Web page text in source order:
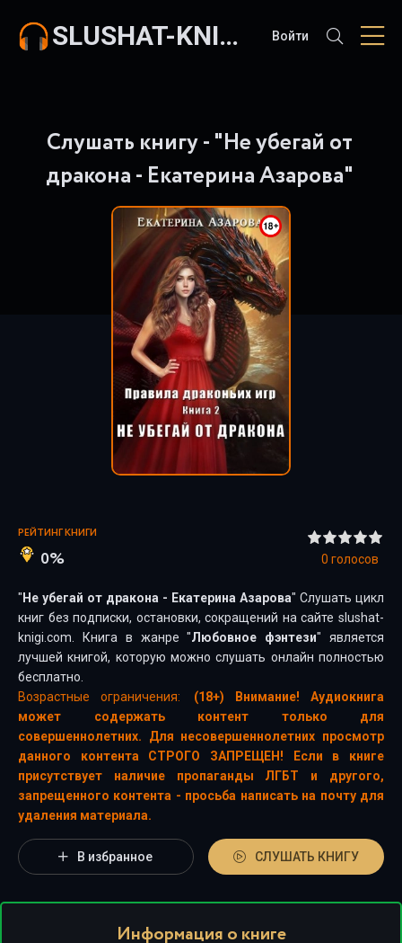
SLUSHAT-KNIGI.COM Войти
Слушать книгу - "Не убегай от
дракона - Екатерина Азарова"
РЕЙТИНГ КНИГИ
0% 0 голосов
" Не убегай от дракона - Екатерина Азарова" Слушать цикл
книг без подписки, остановки, сокращений на сайте slushat-
knigi.com. Книга в жанре "Любовное фэнтези" является
лучшей книгой, которую можно слушать онлайн полностью
бесплатно.
Возрастные ограничения:
(18+) Внимание! Аудиокнига
может содержать контент только для
совершеннолетних. Для несовершеннолетних просмотр
данного контента СТРОГО ЗАПРЕЩЕН! Если в книге
присутствует наличие пропаганды ЛГБТ и другого,
запрещенного контента - просьба написать на почту для
удаления материала.
В избранное СЛУШАТЬ КНИГУ
Информация о книге